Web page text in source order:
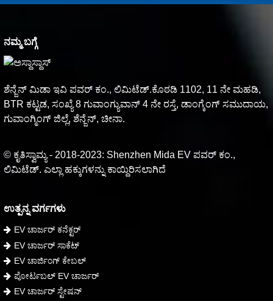
ನಮ್ಮ ಬಗ್ಗೆ
ಶೆನ್ಜೆನ್ ಮಿಡಾ ಇವಿ ಪವರ್ ಕಂ., ಲಿಮಿಟೆಡ್.ಕೊಠಡಿ 1102, 11 ನೇ ಮಹಡಿ,
BTR ಕಟ್ಟಡ, ಸಂಖ್ಯೆ 8 ಗುವಾಂಗ್ಯುವಾನ್ 4 ನೇ ರಸ್ತೆ, ಡಾಂಗ್ಕೆಂಗ್ ಸಮುದಾಯ,
ಗುವಾಂಗ್ಮಿಂಗ್ ಜಿಲ್ಲೆ, ಶೆನ್ಜೆನ್, ಚೀನಾ.
© ಕೃತಿಸ್ವಾಮ್ಯ - 2018-2023: Shenzhen Mida EV ಪವರ್ ಕಂ.,
ಲಿಮಿಟೆಡ್. ಎಲ್ಲಾ ಹಕ್ಕುಗಳನ್ನು ಕಾಯ್ದಿರಿಸಲಾಗಿದೆ
ಉತ್ಪನ್ನ ವರ್ಗಗಳು
EV ಚಾರ್ಜರ್ ಕನೆಕ್ಟರ್
EV ಚಾರ್ಜರ್ ಸಾಕೆಟ್
EV ಚಾರ್ಜಿಂಗ್ ಕೇಬಲ್
ಪೋರ್ಟಬಲ್ EV ಚಾರ್ಜರ್
EV ಚಾರ್ಜರ್ ಸ್ಟೇಷನ್